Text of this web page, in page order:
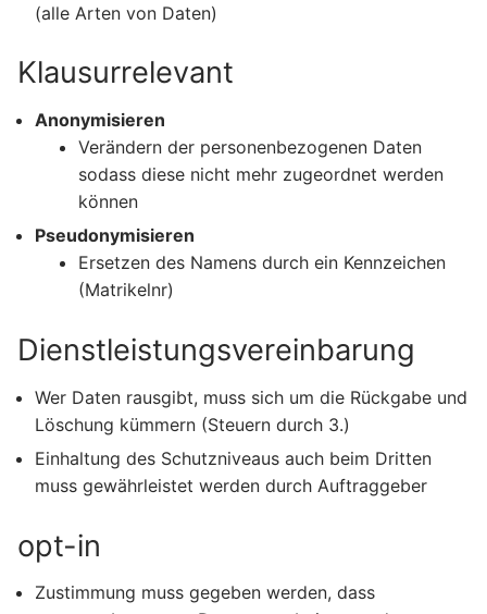
(alle Arten von Daten)
Klausurrelevant
Anonymisieren
Verändern der personenbezogenen Daten
sodass diese nicht mehr zugeordnet werden
können
Pseudonymisieren
Ersetzen des Namens durch ein Kennzeichen
(Matrikelnr)
Dienstleistungsvereinbarung
Wer Daten rausgibt, muss sich um die Rückgabe und
Löschung kümmern (Steuern durch 3.)
Einhaltung des Schutzniveaus auch beim Dritten
muss gewährleistet werden durch Auftraggeber
opt-in
Zustimmung muss gegeben werden, dass